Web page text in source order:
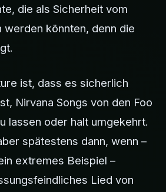
die als Sicherheit vom
werden könnten, denn die
ist, dass es sicherlich
Nirvana Songs von den Foo
lassen oder halt umgekehrt.
spätestens dann, wenn –
extremes Beispiel –
Lied von